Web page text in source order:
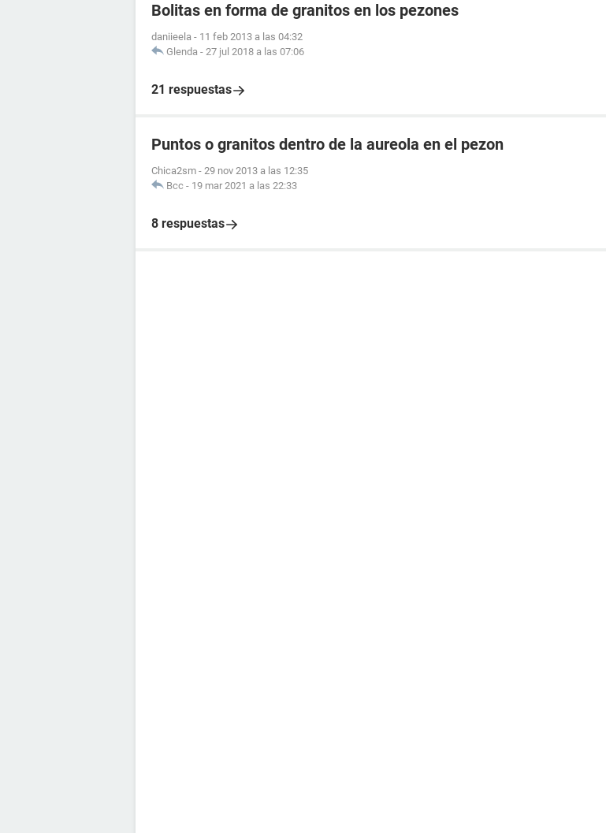
Bolitas en forma de granitos en los pezones
daniieela - 11 feb 2013 a las 04:32
Glenda - 27 jul 2018 a las 07:06
21 respuestas
Puntos o granitos dentro de la aureola en el pezon
Chica2sm - 29 nov 2013 a las 12:35
Bcc - 19 mar 2021 a las 22:33
8 respuestas